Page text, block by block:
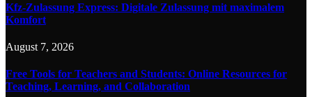
Kfz-Zulassung Express: Digitale Zulassung mit maximalem
Komfort
August 7, 2026
Free Tools for Teachers and Students: Online Resources for
Teaching, Learning, and Collaboration